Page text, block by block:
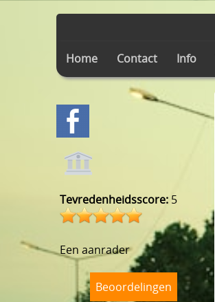
Home Contact Info
Tevredenheidsscore: 5
Een aanrader
Beoordelingen